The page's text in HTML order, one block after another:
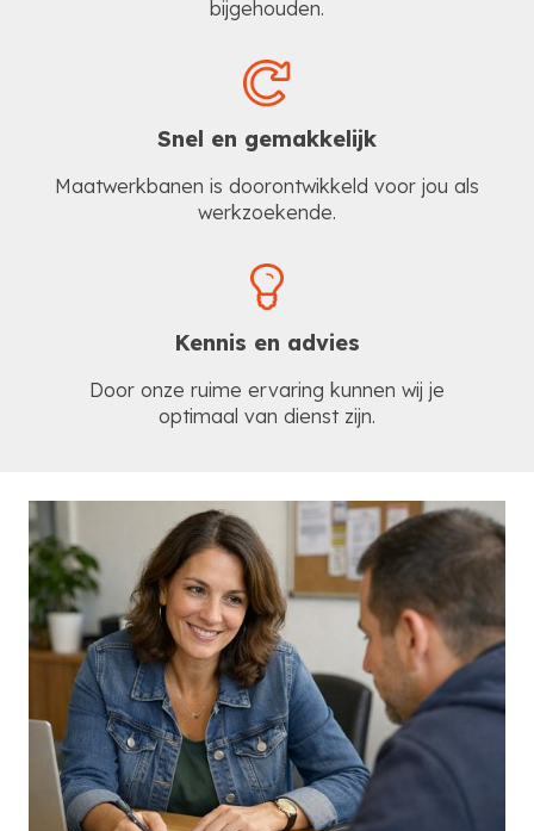
bijgehouden.
Snel en gemakkelijk
Maatwerkbanen is doorontwikkeld voor jou als
werkzoekende.
Kennis en advies
Door onze ruime ervaring kunnen wij je
optimaal van dienst zijn.